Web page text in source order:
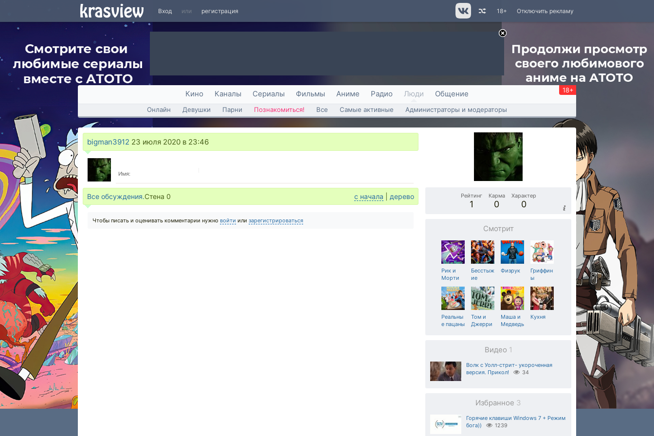
Вход или регистрация Отключить рекламу
18+
Кино Каналы Сериалы Фильмы Аниме Радио Люди Общение 18+
Онлайн Девушки Парни Познакомиться! Все Самые активные Администраторы и модераторы
bigman3912 23 июля 2020 в 23:46
Имя:
Все обсуждения.Стена 0 с начала дерево
Чтобы писать и оценивать комментарии нужно войти или зарегистрироваться
Рейтинг
1
Карма
0
Характер
0
Смотрит
Рик и
Морти
Бесстыж
ие
Физрук
Гриффин
ы
Реальны
е пацаны
Том и
Джерри
Маша и
Медведь
Кухня
Видео 1
Волк с Уолл-стрит- укороченная
версия. Прикол!
34
Избранное 3
Горячие клавиши Windows 7 + Режим
бога))
1239